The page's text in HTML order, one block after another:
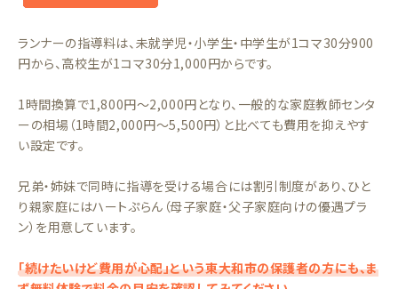
ランナーの指導料は、未就学児・小学生・中学生が1コマ30分900
円から、高校生が1コマ30分1,000円からです。
1時間換算で1,800円〜2,000円となり、一般的な家庭教師センタ
ーの相場（1時間2,000円〜5,500円）と比べても費用を抑えやす
い設定です。
兄弟・姉妹で同時に指導を受ける場合には割引制度があり、ひと
り親家庭にはハートぷらん（母子家庭・父子家庭向けの優遇プラ
ン）を用意しています。
「続けたいけど費用が心配」という東大和市の保護者の方にも、ま